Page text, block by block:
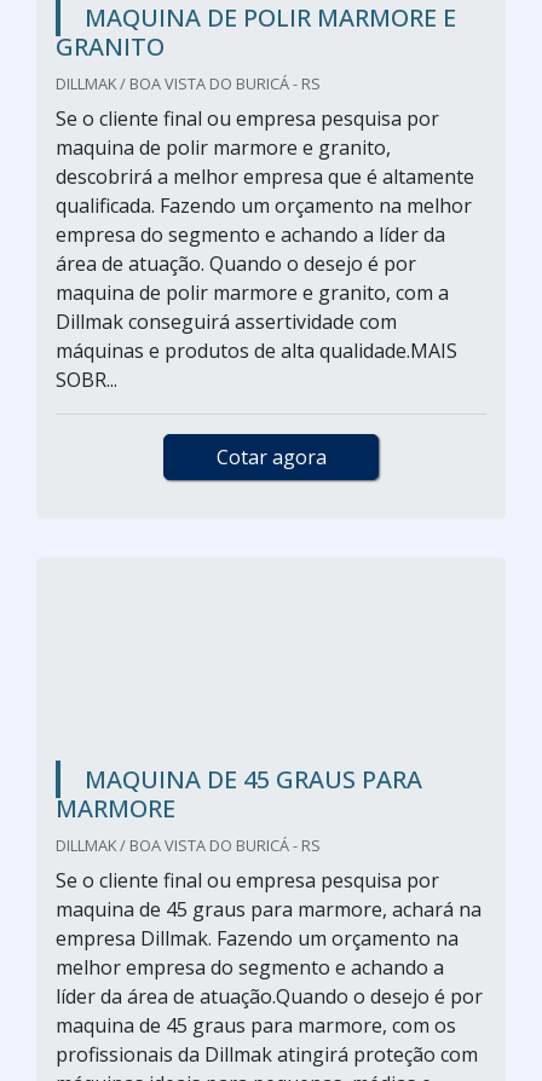
MAQUINA DE POLIR MARMORE E
GRANITO
DILLMAK / BOA VISTA DO BURICÁ - RS
Se o cliente final ou empresa pesquisa por
maquina de polir marmore e granito,
descobrirá a melhor empresa que é altamente
qualificada. Fazendo um orçamento na melhor
empresa do segmento e achando a líder da
área de atuação. Quando o desejo é por
maquina de polir marmore e granito, com a
Dillmak conseguirá assertividade com
máquinas e produtos de alta qualidade.MAIS
SOBR...
Cotar agora
MAQUINA DE 45 GRAUS PARA
MARMORE
DILLMAK / BOA VISTA DO BURICÁ - RS
Se o cliente final ou empresa pesquisa por
maquina de 45 graus para marmore, achará na
empresa Dillmak. Fazendo um orçamento na
melhor empresa do segmento e achando a
líder da área de atuação.Quando o desejo é por
maquina de 45 graus para marmore, com os
profissionais da Dillmak atingirá proteção com